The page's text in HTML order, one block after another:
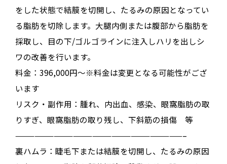
をした状態で結膜を切開し、たるみの原因となってい
る脂肪を切除します。大腿内側または腹部から脂肪を
採取し、目の下/ゴルゴラインに注入しハリを出しシ
ワの改善を行います。
料金：396,000円～※料金は変更となる可能性がござ
います
リスク・副作用：腫れ、内出血、感染、眼窩脂肪の取
りすぎ、眼窩脂肪の取り残し、下斜筋の損傷 等
——————————————————————————–
裏ハムラ：睫毛下または結膜を切開し、たるみの原因